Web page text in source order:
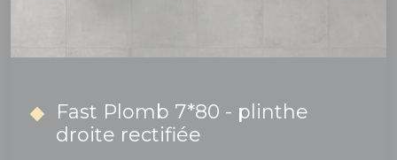
Fast Plomb 7*80 - plinthe
droite rectifiée